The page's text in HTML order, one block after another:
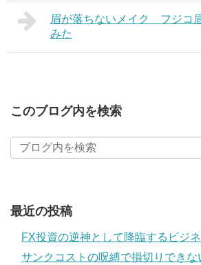
眉が落ちないメイク フジコ
みた
このブログ内を検索
最近の投稿
FX投資の逆神として降臨するビジ
サンクコストの呪縛で損切りでき